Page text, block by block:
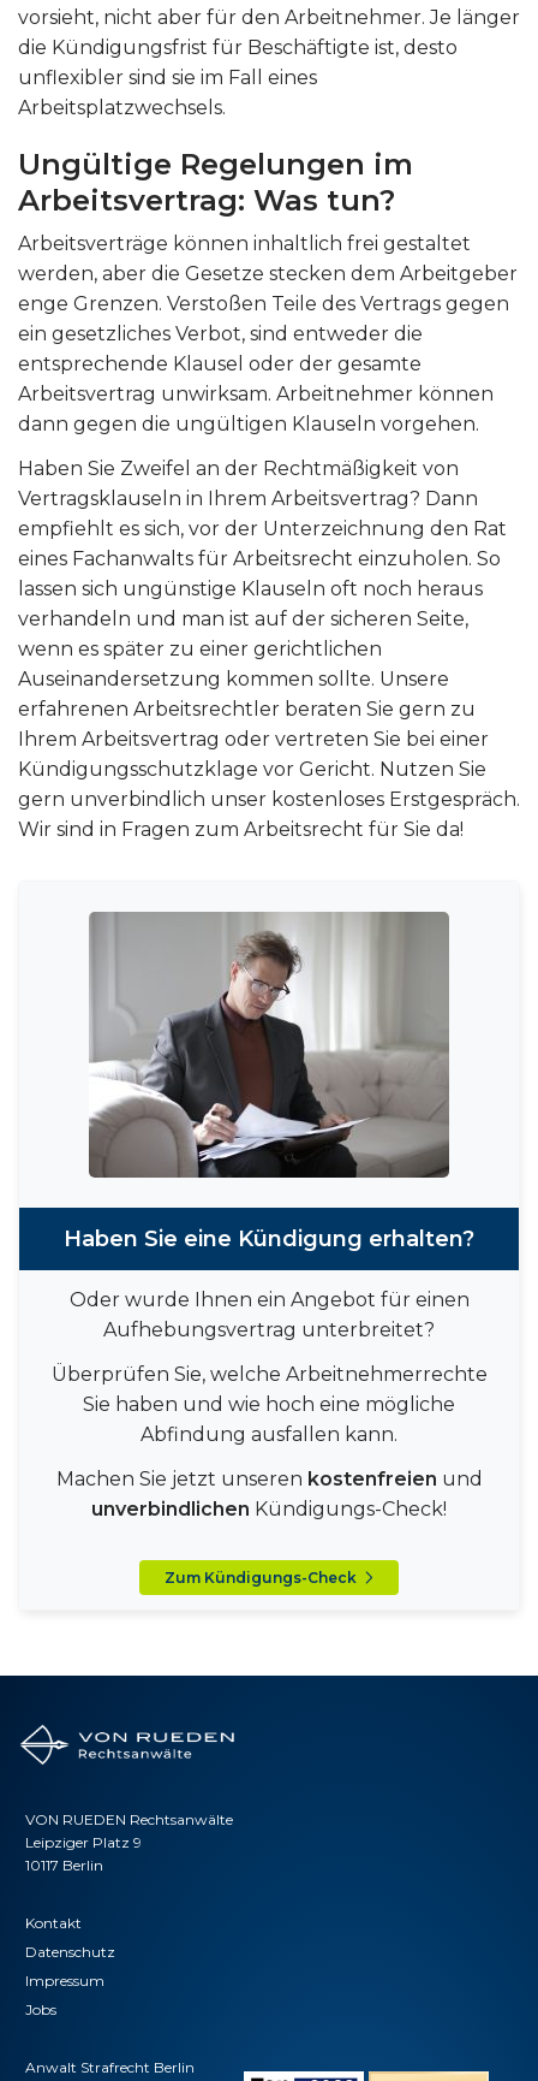
vorsieht, nicht aber für den Arbeitnehmer. Je länger
die Kündigungsfrist für Beschäftigte ist, desto
unflexibler sind sie im Fall eines
Arbeitsplatzwechsels.
Ungültige Regelungen im
Arbeitsvertrag: Was tun?
Arbeitsverträge können inhaltlich frei gestaltet
werden, aber die Gesetze stecken dem Arbeitgeber
enge Grenzen. Verstoßen Teile des Vertrags gegen
ein gesetzliches Verbot, sind entweder die
entsprechende Klausel oder der gesamte
Arbeitsvertrag unwirksam. Arbeitnehmer können
dann gegen die ungültigen Klauseln vorgehen.
Haben Sie Zweifel an der Rechtmäßigkeit von
Vertragsklauseln in Ihrem Arbeitsvertrag? Dann
empfiehlt es sich, vor der Unterzeichnung den Rat
eines Fachanwalts für Arbeitsrecht einzuholen. So
lassen sich ungünstige Klauseln oft noch heraus
verhandeln und man ist auf der sicheren Seite,
wenn es später zu einer gerichtlichen
Auseinandersetzung kommen sollte. Unsere
erfahrenen Arbeitsrechtler beraten Sie gern zu
Ihrem Arbeitsvertrag oder vertreten Sie bei einer
Kündigungsschutzklage vor Gericht. Nutzen Sie
gern unverbindlich unser kostenloses Erstgespräch.
Wir sind in Fragen zum Arbeitsrecht für Sie da!
Haben Sie eine Kündigung erhalten?
Oder wurde Ihnen ein Angebot für einen
Aufhebungsvertrag unterbreitet?
Überprüfen Sie, welche Arbeitnehmerrechte
Sie haben und wie hoch eine mögliche
Abfindung ausfallen kann.
Machen Sie jetzt unseren kostenfreien und
unverbindlichen Kündigungs-Check!
Zum Kündigungs-Check
VON RUEDEN Rechtsanwälte
Leipziger Platz 9
10117 Berlin
Kontakt
Datenschutz
Impressum
Jobs
Anwalt Strafrecht Berlin